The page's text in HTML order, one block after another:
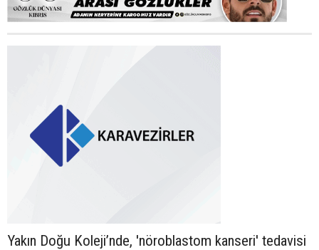
Yakın Doğu Koleji’nde, 'nöroblastom kanseri' tedavisi